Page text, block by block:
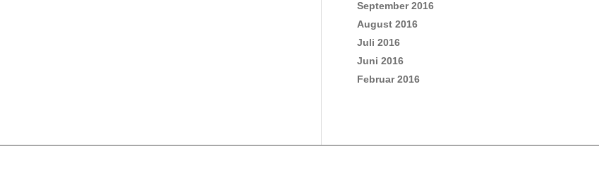
September 2016
August 2016
Juli 2016
Juni 2016
Februar 2016